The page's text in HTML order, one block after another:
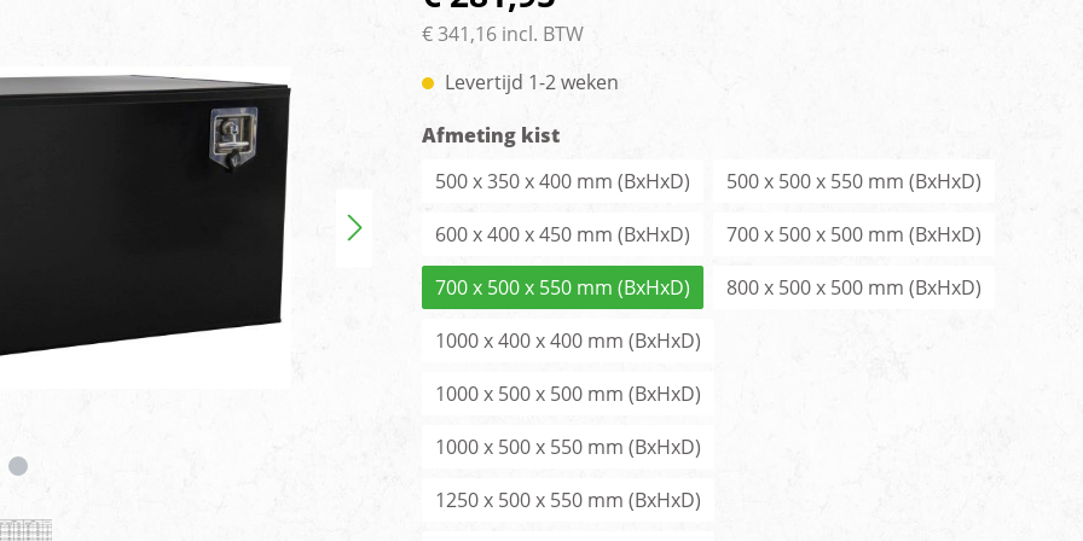
€ 341,16 incl. BTW
Levertijd 1-2 weken
Afmeting kist
500 x 350 x 400 mm (BxHxD)
500 x 500 x 550 mm (BxHxD)
600 x 400 x 450 mm (BxHxD)
700 x 500 x 500 mm (BxHxD)
700 x 500 x 550 mm (BxHxD)
800 x 500 x 500 mm (BxHxD)
1000 x 400 x 400 mm (BxHxD)
1000 x 500 x 500 mm (BxHxD)
1000 x 500 x 550 mm (BxHxD)
1250 x 500 x 550 mm (BxHxD)